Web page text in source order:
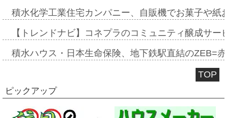
積水化学工業住宅カンパニー、自販機でお菓子や
【トレンドナビ】コネプラのコミュニティ醸成サ
積水ハウス・日本生命保険、地下鉄駅直結のZEB=
TOP
ピックアップ